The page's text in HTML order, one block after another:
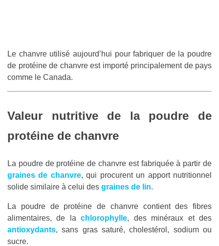
Le chanvre utilisé aujourd’hui pour fabriquer de la poudre
de protéine de chanvre est importé principalement de pays
comme le Canada.
Valeur nutritive de la poudre de
protéine de chanvre
La poudre de protéine de chanvre est fabriquée à partir de
graines de chanvre, qui procurent un apport nutritionnel
solide similaire à celui des graines de lin.
La poudre de protéine de chanvre contient des fibres
alimentaires, de lachlorophylle, des minéraux et des
antioxydants, sans gras saturé, cholestérol, sodium ou
sucre.